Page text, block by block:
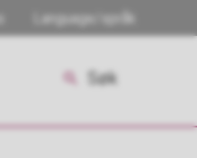
Language/språk
Søk